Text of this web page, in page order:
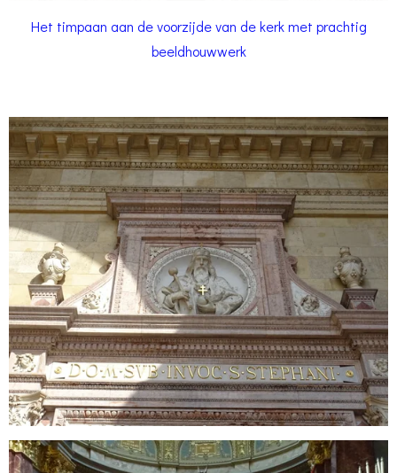
Het timpaan aan de voorzijde van de kerk met prachtig
beeldhouwwerk